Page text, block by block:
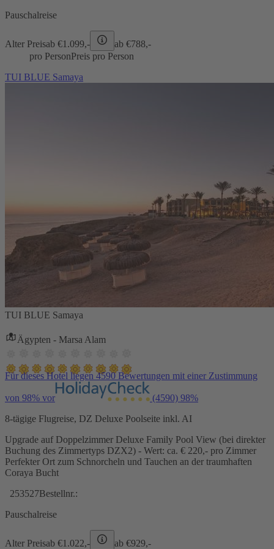
Pauschalreise
Alter Preisab €1.099,- ab €788,-
pro PersonPreis pro Person
TUI BLUE Samaya
TUI BLUE Samaya
Ägypten - Marsa Alam
Für dieses Hotel liegen 4590 Bewertungen mit einer Zustimmung
von 98% vor (4590) 98%
8-tägige Flugreise, DZ Deluxe Poolseite inkl. AI
Upgrade auf Doppelzimmer Deluxe Family Pool View (bei direkter
Buchung des Zimmertyps DZX2) - Wert: ca. € 220,- pro Zimmer
Perfekter Ort zum Schnorcheln und Tauchen an der traumhaften
Coraya Bucht
253527Bestellnr.:
Pauschalreise
Alter Preisab €1.022,- ab €929,-